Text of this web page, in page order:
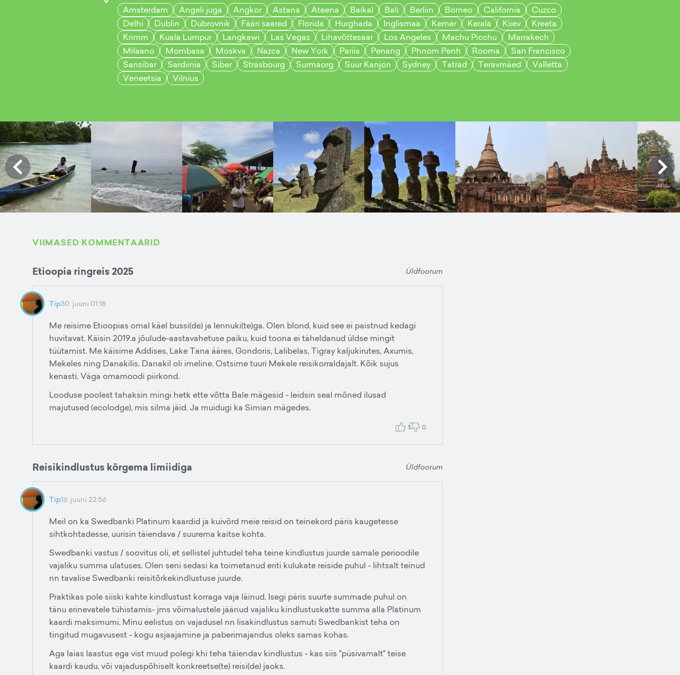
Amsterdam Angeli juga Angkor Astana Ateena Baikal Bali Berliin Borneo California
Cuzco
Delhi
Dublin Dubrovnik Fääri saared Florida Hurghada Inglismaa Kemer Kerala Kiiev
Kreeta
Krimm
Kuala Lumpur Langkawi Las Vegas Lihavõttesaar Los Angeles Machu Picchu
Marrakech
Milaano
Mombasa Moskva Nazca New York Pariis Penang Phnom Penh Rooma
San Francisco
Sansibar
Sardiinia Siber Strasbourg Surmaorg Suur Kanjon Sydney Tatrad Teravmäed
Valletta
Veneetsia
Vilnius
VIIMASED KOMMENTAARID
Etioopia ringreis 2025 Üldfoorum
Tip30. juuni 01:18
Me reisime Etioopias omal käel bussi(de) ja lennuki(te)ga. Olen blond, kuid see ei paistnud kedagi
huvitavat. Käisin 2019.a jõulude-aastavahetuse paiku, kuid toona ei täheldanud üldse mingit
tüütamist. Me käisime Addises, Lake Tana ääres, Gondoris, Lalibelas, Tigray kaljukirutes, Axumis,
Mekeles ning Danakilis. Danakil oli imeline. Ostsime tuuri Mekele reisikorraldajalt. Kõik sujus
kenasti. Väga omamoodi piirkond.
Looduse poolest tahaksin mingi hetk ette võtta Bale mägesid - leidsin seal mõned ilusad
majutused (ecolodge), mis silma jäid. Ja muidugi ka Simian mägedes.
1 0
Reisikindlustus kõrgema limiidiga Üldfoorum
Tip16. juuni 22:56
Meil on ka Swedbanki Platinum kaardid ja kuivõrd meie reisid on teinekord päris kaugetesse
sihtkohtadesse, uurisin täiendava / suurema kaitse kohta.
Swedbanki vastus / soovitus oli, et sellistel juhtudel teha teine kindlustus juurde samale perioodile
vajaliku summa ulatuses. Olen seni sedasi ka toimetanud eriti kulukate reiside puhul - lihtsalt teinud
nn tavalise Swedbanki reisitõrkekindlustuse juurde.
Praktikas pole siiski kahte kindlustust korraga vaja läinud. Isegi päris suurte summade puhul on
tänu erinevatele tühistamis- jms võimalustele jäänud vajaliku kindlustuskatte summa alla Platinum
kaardi maksimumi. Minu eelistus on vajadusel nn lisakindlustus samuti Swedbankist teha on
tingitud mugavusest - kogu asjaajamine ja paberimajandus oleks samas kohas.
Aga laias laastus ega vist muud polegi khi teha täiendav kindlustus - kas siis "püsivamalt" teise
kaardi kaudu, või vajaduspõhiselt konkreetse(te) reisi(de) jaoks.